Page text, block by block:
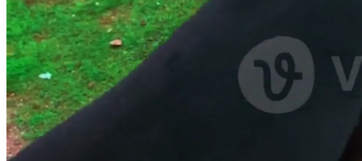
Événements Éditoriaux